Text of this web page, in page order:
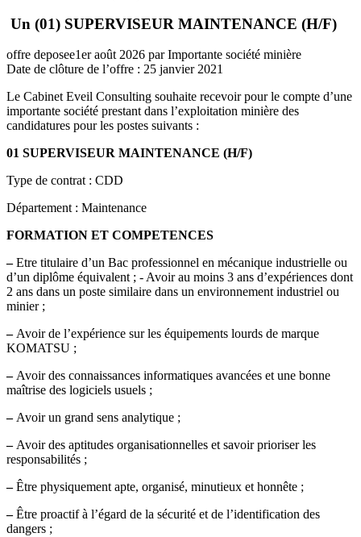
Un (01) SUPERVISEUR MAINTENANCE (H/F)
offre deposee1er août 2026 par Importante société minière
Date de clôture de l’offre : 25 janvier 2021
Le Cabinet Eveil Consulting souhaite recevoir pour le compte d’une
importante société prestant dans l’exploitation minière des
candidatures pour les postes suivants :
01 SUPERVISEUR MAINTENANCE (H/F)
Type de contrat : CDD
Département : Maintenance
FORMATION ET COMPETENCES
–Etre titulaire d’un Bac professionnel en mécanique industrielle ou
d’un diplôme équivalent ; - Avoir au moins 3 ans d’expériences dont
2 ans dans un poste similaire dans un environnement industriel ou
minier ;
–Avoir de l’expérience sur les équipements lourds de marque
KOMATSU ;
–Avoir des connaissances informatiques avancées et une bonne
maîtrise des logiciels usuels ;
–Avoir un grand sens analytique ;
–Avoir des aptitudes organisationnelles et savoir prioriser les
responsabilités ;
–Être physiquement apte, organisé, minutieux et honnête ;
–Être proactif à l’égard de la sécurité et de l’identification des
dangers ;